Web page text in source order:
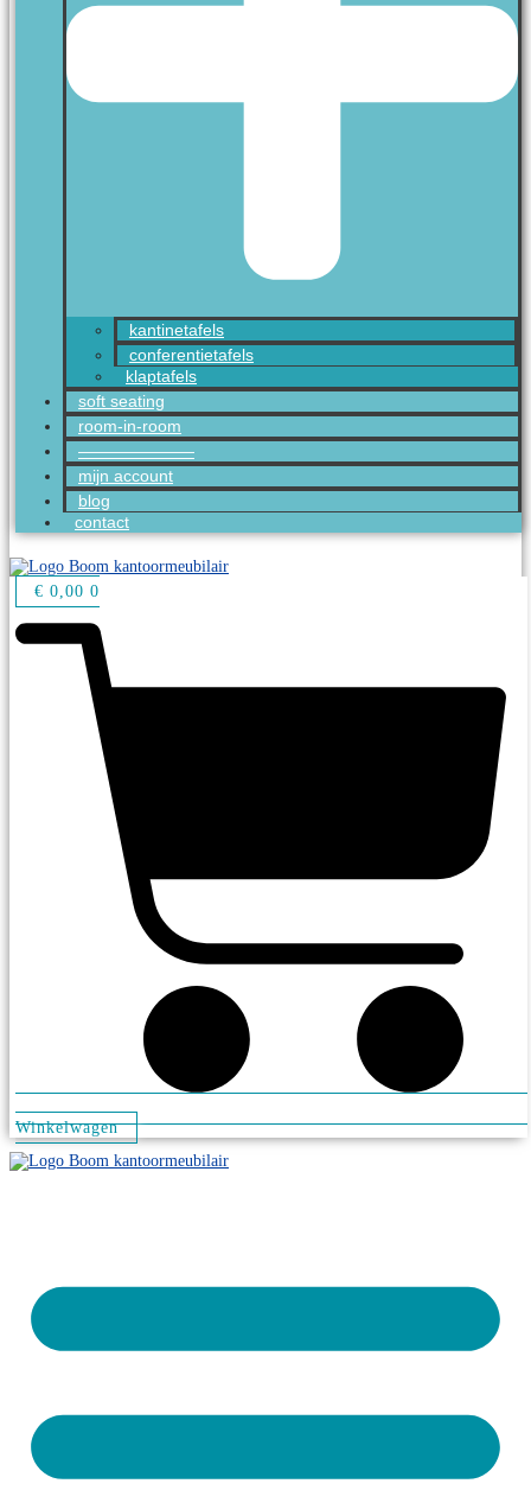
kantinetafels
conferentietafels
klaptafels
soft seating
room-in-room
———————
mijn account
blog
contact
€ 0,00 0
Winkelwagen